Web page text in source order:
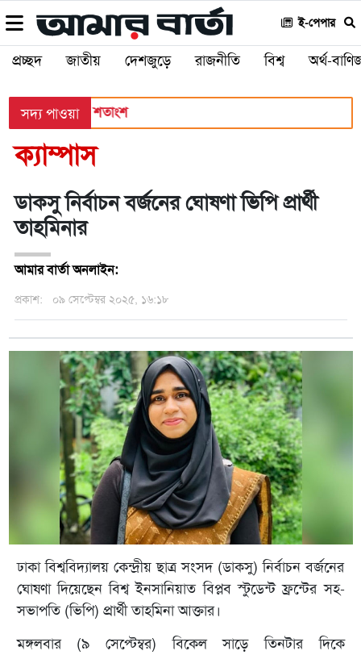
ই-পেপার
প্রচ্ছদ জাতীয় দেশজুড়ে রাজনীতি বিশ্ব অর্থ-
সদ্য পাওয়া
হার ৬২.২৫ শতাংশ
ক্যাম্পাস
ডাকসু নির্বাচন বর্জনের ঘোষণা ভিপি প্রার্থী
তাহমিনার
আমার বার্তা অনলাইন:
প্রকাশ: ০৯ সেপ্টেম্বর ২০২৫, ১৬:১৮
ঢাকা বিশ্ববিদ্যালয় কেন্দ্রীয় ছাত্র সংসদ (ডাকসু) নির্বাচন বর্জনের
ঘোষণা দিয়েছেন বিশ্ব ইনসানিয়াত বিপ্লব স্টুডেন্ট ফ্রন্টের সহ-
সভাপতি (ভিপি) প্রার্থী তাহমিনা আক্তার।
মঙ্গলবার (৯ সেপ্টেম্বর) বিকেল সাড়ে তিনটার দিকে